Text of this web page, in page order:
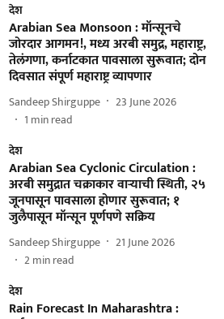
देश
Arabian Sea Monsoon : मॉन्सूनचे
जोरदार आगमन!, मध्य अरबी समुद्र, महाराष्ट्र,
तेलंगणा, कर्नाटकात पावसाला सुरूवात; दोन
दिवसात संपूर्ण महाराष्ट्र व्यापणार
Sandeep Shirguppe
23 June 2026
1 min read
देश
Arabian Sea Cyclonic Circulation :
अरबी समुद्रात चक्राकार वाऱ्याची स्थिती, २५
जूनपासून पावसाला होणार सुरूवात; १
जुलैपासून मॉन्सून पूर्णपणे सक्रिय
Sandeep Shirguppe
21 June 2026
2min read
देश
Rain Forecast In Maharashtra :